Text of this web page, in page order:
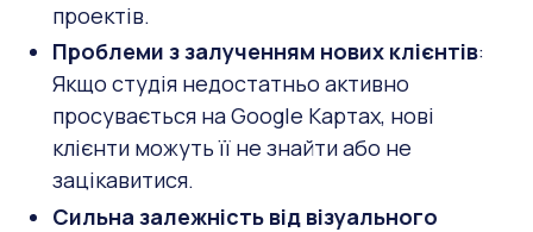
проектів.
Проблеми з залученням нових клієнтів:
Якщо студія недостатньо активно
просувається на Google Картах, нові
клієнти можуть її не знайти або не
зацікавитися.
Сильна залежність від візуального